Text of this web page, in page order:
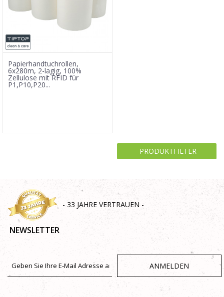
Papierhandtuchrollen,
6x280m, 2-lagig, 100%
Zellulose mit RFID für
P1,P10,P20...
PRODUKTFILTER
- 33 JAHRE VERTRAUEN -
NEWSLETTER
ANMELDEN